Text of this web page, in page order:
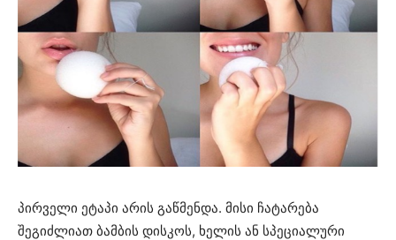
პირველი ეტაპი არის გაწმენდა. მისი ჩატარება
შეგიძლიათ ბამბის დისკოს, ხელის ან სპეციალური